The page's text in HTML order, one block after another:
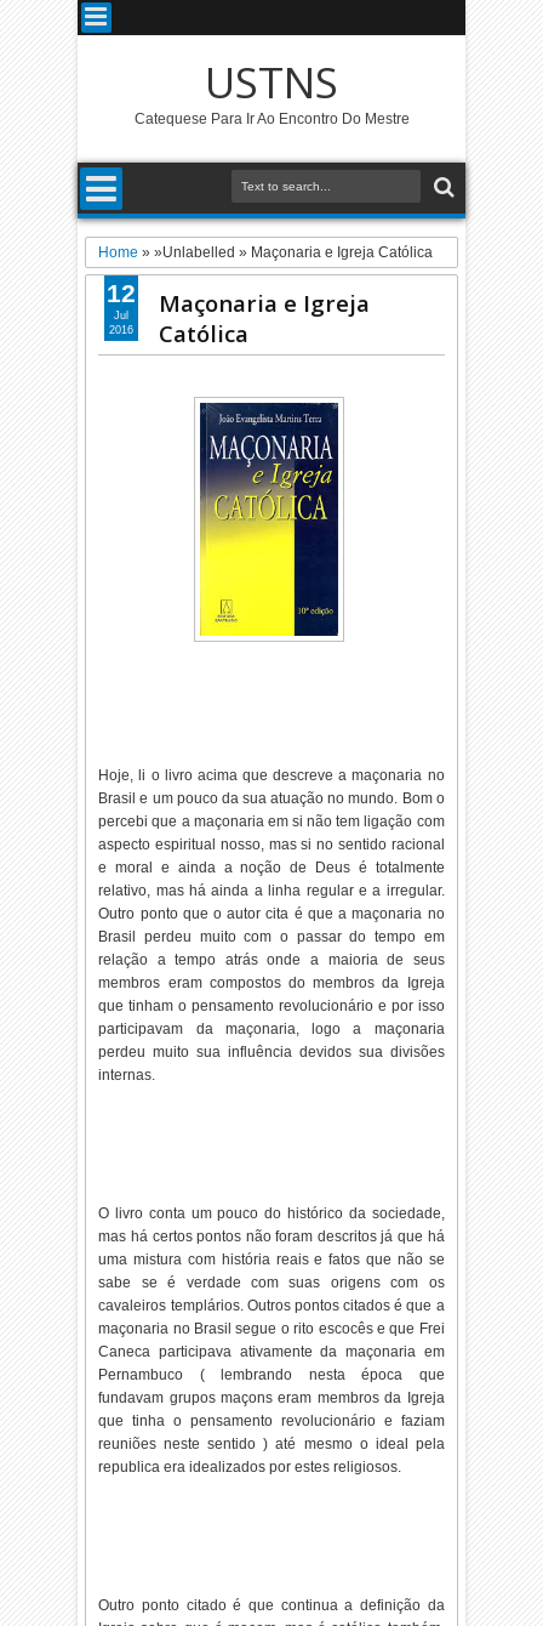
USTNS
Catequese Para Ir Ao Encontro Do Mestre
Home » »Unlabelled » Maçonaria e Igreja Católica
Maçonaria e Igreja
Católica
Hoje, li o livro acima que descreve a maçonaria no
Brasil e um pouco da sua atuação no mundo. Bom o
percebi que a maçonaria em si não tem ligação com
aspecto espiritual nosso, mas si no sentido racional
e moral e ainda a noção de Deus é totalmente
relativo, mas há ainda a linha regular e a irregular.
Outro ponto que o autor cita é que a maçonaria no
Brasil perdeu muito com o passar do tempo em
relação a tempo atrás onde a maioria de seus
membros eram compostos do membros da Igreja
que tinham o pensamento revolucionário e por isso
participavam da maçonaria, logo a maçonaria
perdeu muito sua influência devidos sua divisões
internas.
O livro conta um pouco do histórico da sociedade,
mas há certos pontos não foram descritos já que há
uma mistura com história reais e fatos que não se
sabe se é verdade com suas origens com os
cavaleiros templários. Outros pontos citados é que a
maçonaria no Brasil segue o rito escocês e que Frei
Caneca participava ativamente da maçonaria em
Pernambuco ( lembrando nesta época que
fundavam grupos maçons eram membros da Igreja
que tinha o pensamento revolucionário e faziam
reuniões neste sentido ) até mesmo o ideal pela
republica era idealizados por estes religiosos.
Outro ponto citado é que continua a definição da
12
Jul
2016